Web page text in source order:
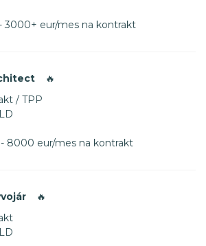
3000+ eur/mes na kontrakt
🔥
/ TPP
8000 eur/mes na kontrakt
🔥